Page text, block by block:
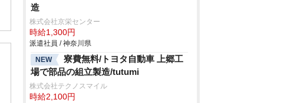
造
株式会社京栄センター
時給1,300円
派遣社員 / 神奈川県
NEW
寮費無料/トヨタ自動車 上郷工
場で部品の組立製造/tutumi
株式会社テクノスマイル
時給2,100円